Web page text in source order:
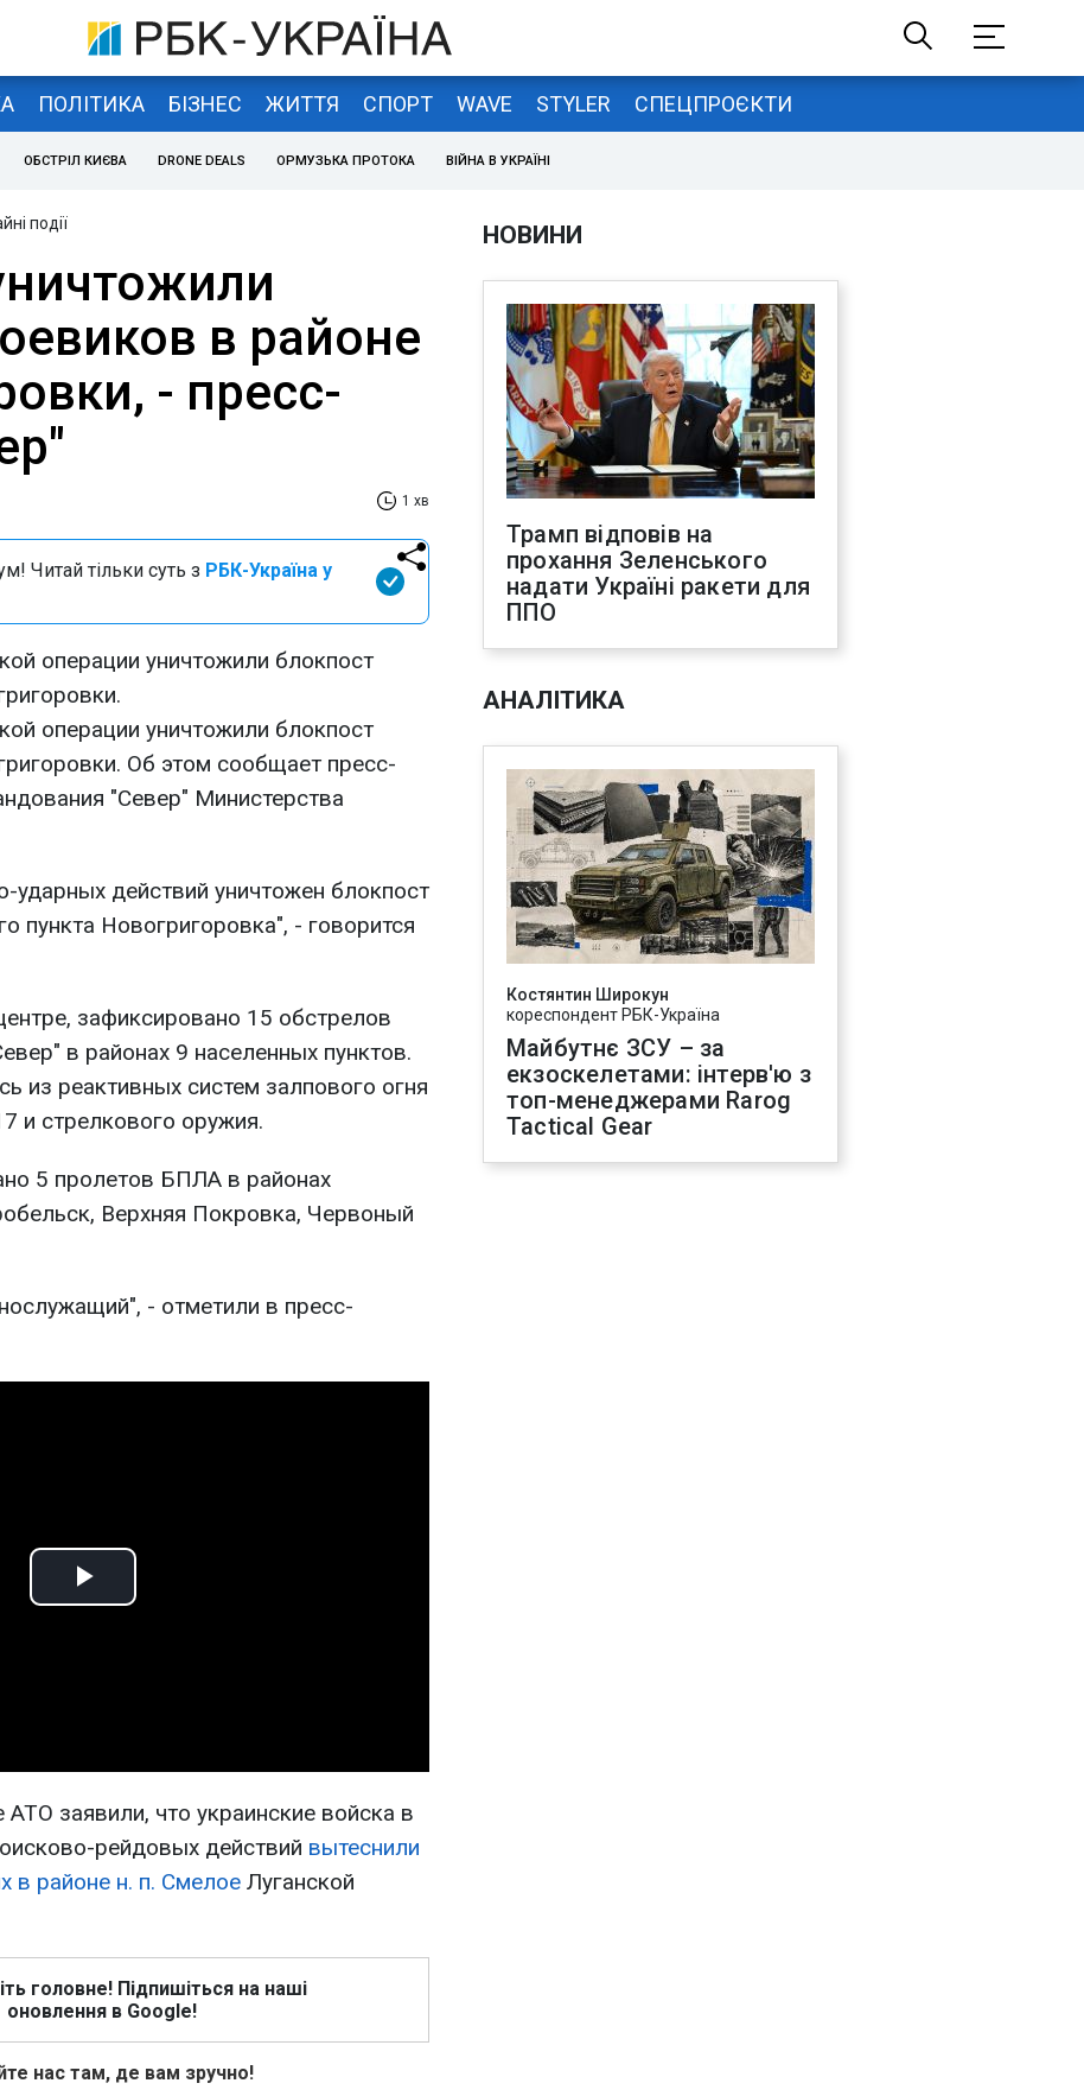
ПОЛІТИКА БІЗНЕС ЖИТТЯ СПОРТ WAVE STYLER СПЕЦПРОЄКТИ
ОБСТРІЛ КИЄВА DRONE DEALS ОРМУЗЬКА ПРОТОКА ВІЙНА В УКРАЇНІ
події
в районе
- пресс-
1 хв
Читай тільки суть з РБК-Україна у
операции уничтожили блокпост
операции уничтожили блокпост
Об этом сообщает пресс-
"Север" Министерства
ударных действий уничтожен блокпост
пункта Новогригоровка", - говорится
зафиксировано 15 обстрелов
в районах 9 населенных пунктов.
из реактивных систем залпового огня
и стрелкового оружия.
5 пролетов БПЛА в районах
Верхняя Покровка, Червоный
- отметили в пресс-
Play
заявили, что украинские войска в
рейдовых действий вытеснили
в районе н. п. Смелое Луганской
головне! Підпишіться на наші
оновлення в Google!
нас там, де вам зручно!
НОВИНИ
Трамп відповів на
прохання Зеленського
надати Україні ракети для
ППО
АНАЛІТИКА
Костянтин Широкун
кореспондент РБК-Україна
Майбутнє ЗСУ – за
екзоскелетами: інтерв'ю з
топ-менеджерами Rarog
Tactical Gear